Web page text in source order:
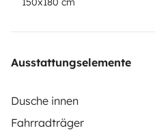
Ausstattungselemente
Dusche innen
Fahrradträger